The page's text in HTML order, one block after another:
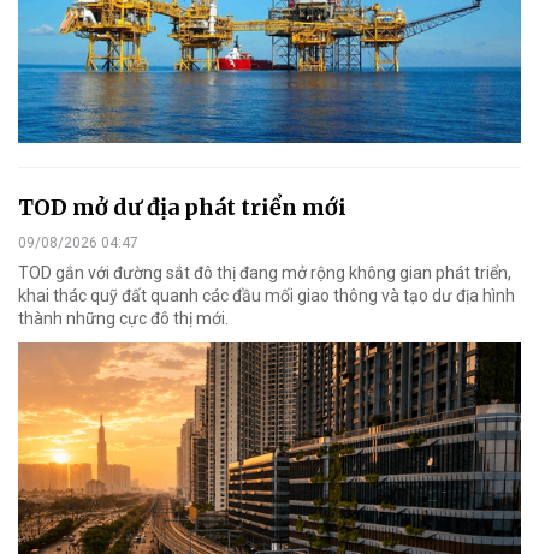
TOD mở dư địa phát triển mới
09/08/2026 04:47
TOD gắn với đường sắt đô thị đang mở rộng không gian phát triển,
khai thác quỹ đất quanh các đầu mối giao thông và tạo dư địa hình
thành những cực đô thị mới.